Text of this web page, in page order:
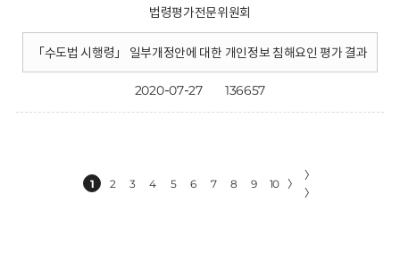
법령평가전문위원회
「수도법 시행령」 일부개정안에 대한 개인정보 침해요인 평가 결과
2020-07-27 136657
1 2 3 4 5 6 7 8 9 10 〉
〉
〉